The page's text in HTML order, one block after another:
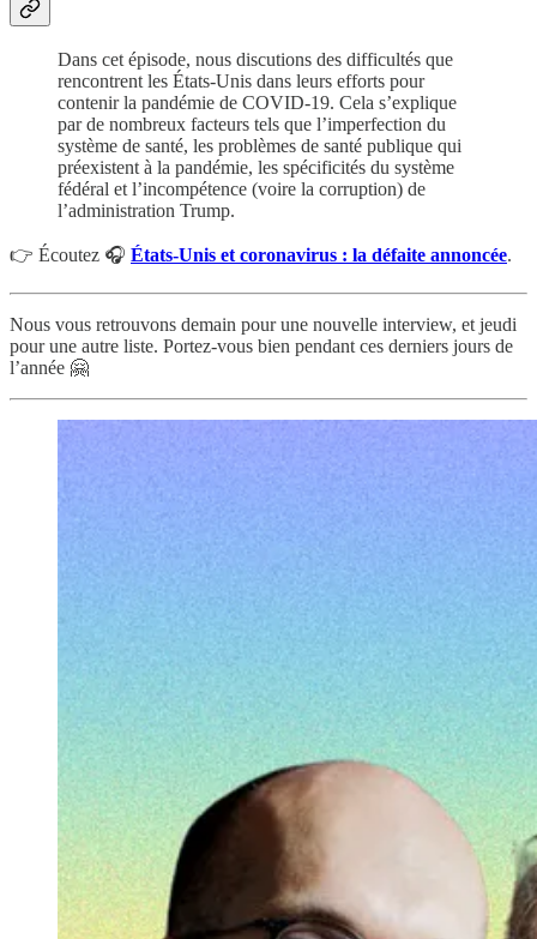
Dans cet épisode, nous discutions des difficultés que
rencontrent les États-Unis dans leurs efforts pour
contenir la pandémie de COVID-19. Cela s’explique
par de nombreux facteurs tels que l’imperfection du
système de santé, les problèmes de santé publique qui
préexistent à la pandémie, les spécificités du système
fédéral et l’incompétence (voire la corruption) de
l’administration Trump.
👉 Écoutez 🎧 États-Unis et coronavirus : la défaite annoncée.
Nous vous retrouvons demain pour une nouvelle interview, et jeudi
pour une autre liste. Portez-vous bien pendant ces derniers jours de
l’année 🤗